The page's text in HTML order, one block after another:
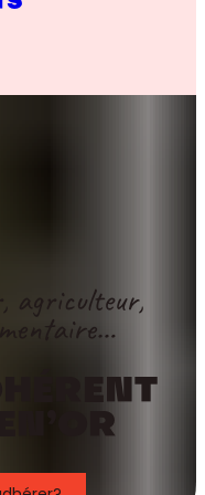
agriculteur,